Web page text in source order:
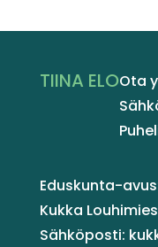
TIINA ELOOta
Eduskunta-
Kukka Louhimies
Sähköposti: